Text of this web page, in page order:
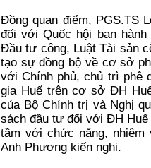
Đồng quan điểm, PGS.TS
đối với Quốc hội ban
Đầu tư công, Luật Tài sản
tạo sự đồng bộ về cơ sở
với Chính phủ, chủ trì phê
gia Huế trên cơ sở ĐH
của Bộ Chính trị và Nghị
sách đầu tư đối với ĐH
tầm với chức năng, nhiệm
Anh Phương kiến nghị.